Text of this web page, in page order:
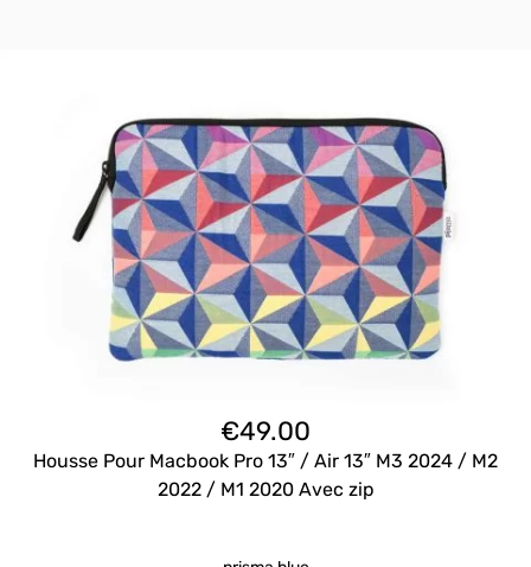
€49.00
Housse Pour Macbook Pro 13″ / Air 13″ M3 2024 / M2
2022 / M1 2020 Avec zip